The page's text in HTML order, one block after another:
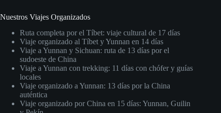
Nuestros Viajes Organizados
Ruta completa por el Tíbet: viaje cultural de 17 días
Viaje organizado al Tíbet y Yunnan en 14 días
Viaje a Yunnan y Sichuan: ruta de 13 días por el
sudoeste de China
Viaje a Yunnan con trekking: 11 días con chófer y guías
locales
Viaje organizado a Yunnan: 13 días por la China
auténtica
Viaje organizado por China en 15 días: Yunnan, Guilin